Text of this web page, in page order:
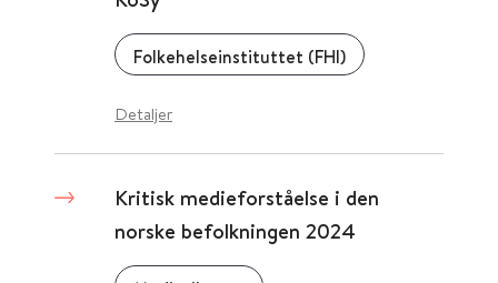
Folkehelseinstituttet (FHI)
Detaljer
Kritisk medieforståelse i den
norske befolkningen 2024